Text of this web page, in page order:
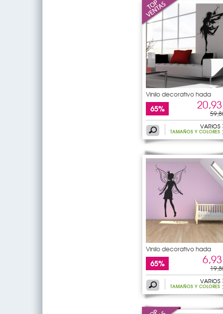
Vinilo decorativo hada
65%
VARIOS
TAMAÑOS Y COLORES
Vinilo decorativo hada
65%
VARIOS
TAMAÑOS Y COLORES